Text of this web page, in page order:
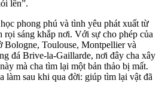
lên”.
phong phú và tình yêu phát xuất từ
sáng khắp nơi. Với sự cho phép của
Bologne, Toulouse, Montpellier và
đá Brive-la-Gaillarde, nơi đây cha xây
mà cha tìm lại một bản thảo bị mất.
làm sau khi qua đời: giúp tìm lại vật đã